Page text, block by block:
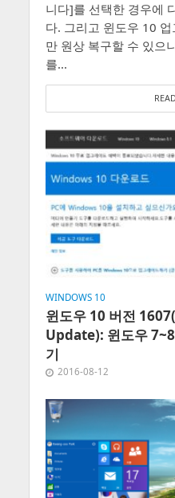
니다]를 선택한 경우에
다. 그리고 윈도우 10
만 원상 복구할 수 있으
를...
WINDOWS 10
윈도우 10 버전
Update): 윈도우
기
2016-08-12